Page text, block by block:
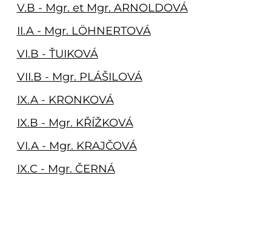
V.B - Mgr. et Mgr. ARNOLDOVÁ
II.A - Mgr. LÖHNERTOVÁ
VI.B - ŤUIKOVÁ
VII.B - Mgr. PLÁŠILOVÁ
IX.A - KRONKOVÁ
IX.B - Mgr. KŘÍŽKOVÁ
VI.A - Mgr. KRAJČOVÁ
IX.C - Mgr. ČERNÁ